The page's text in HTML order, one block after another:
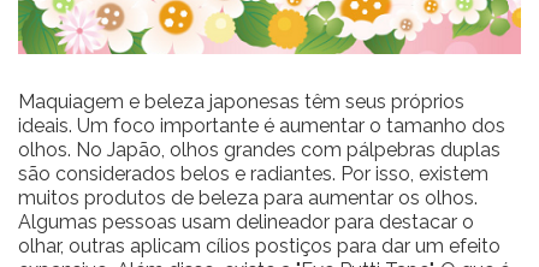
Maquiagem e beleza japonesas têm seus próprios
ideais. Um foco importante é aumentar o tamanho dos
olhos. No Japão, olhos grandes com pálpebras duplas
são considerados belos e radiantes. Por isso, existem
muitos produtos de beleza para aumentar os olhos.
Algumas pessoas usam delineador para destacar o
olhar, outras aplicam cílios postiços para dar um efeito